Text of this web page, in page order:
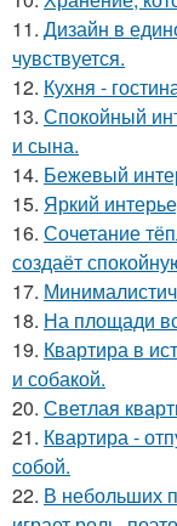
11. Дизайн в
чувствуется.
12. Кухня -
13. Спокойный
и сына.
14. Бежевый
15. Яркий
16. Сочетание
создаёт
17.
18. На площади
19. Квартира в
и собакой.
20. Светлая
21. Квартира -
собой.
22. В небольших